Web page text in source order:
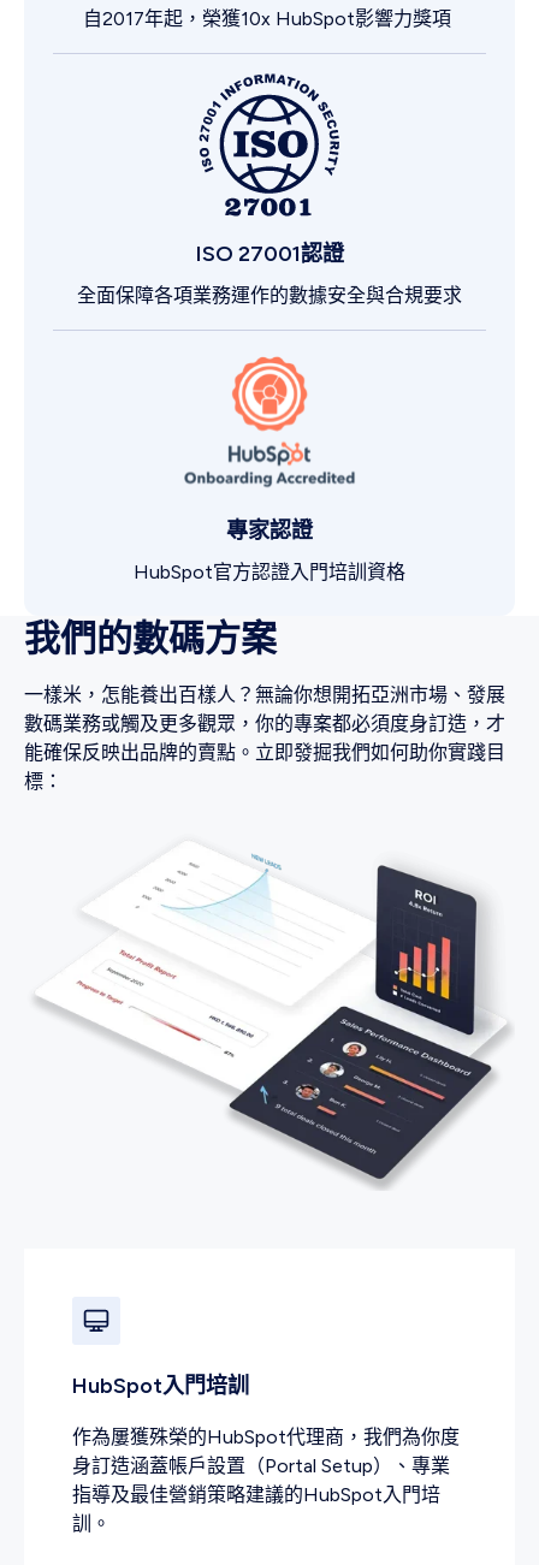
自2017年起，榮獲10x HubSpot影響力獎項
ISO 27001認證
全面保障各項業務運作的數據安全與合規要求
專家認證
HubSpot官方認證入門培訓資格
我們的數碼方案
一樣米，怎能養出百樣人？無論你想開拓亞洲市場、發展
數碼業務或觸及更多觀眾，你的專案都必須度身訂造，才
能確保反映出品牌的賣點。立即發掘我們如何助你實踐目
標：
HubSpot入門培訓
作為屢獲殊榮的HubSpot代理商，我們為你度
身訂造涵蓋帳戶設置（Portal Setup）、專業
指導及最佳營銷策略建議的HubSpot入門培
訓。